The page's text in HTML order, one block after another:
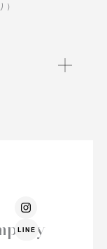
I
n
s
t
LINE